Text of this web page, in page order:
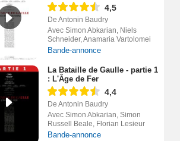
4,5
De Antonin Baudry
Avec Simon Abkarian, Niels
Schneider, Anamaria Vartolomei
Bande-annonce
La Bataille de Gaulle - partie 1
: L'Âge de Fer
4,4
De Antonin Baudry
Avec Simon Abkarian, Simon
Russell Beale, Florian Lesieur
Bande-annonce